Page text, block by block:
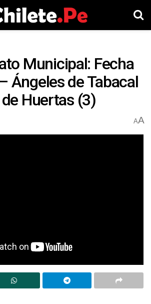
Municipal: Fecha
Ángeles de Tabacal
Huertas (3)
AA